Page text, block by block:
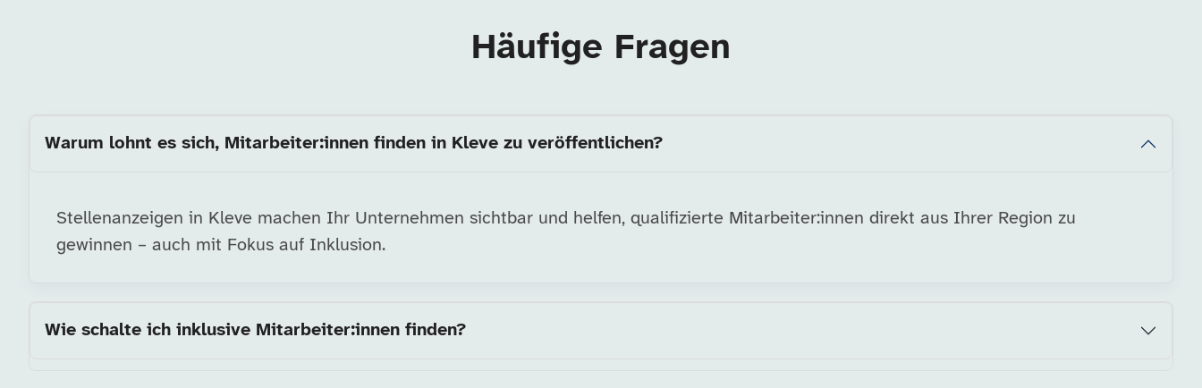
Häufige Fragen
Warum lohnt es sich, Mitarbeiter:innen finden in Kleve zu veröffentlichen?
Stellenanzeigen in Kleve machen Ihr Unternehmen sichtbar und helfen, qualifizierte Mitarbeiter:innen direkt aus Ihrer Region zu
gewinnen – auch mit Fokus auf Inklusion.
Wie schalte ich inklusive Mitarbeiter:innen finden?